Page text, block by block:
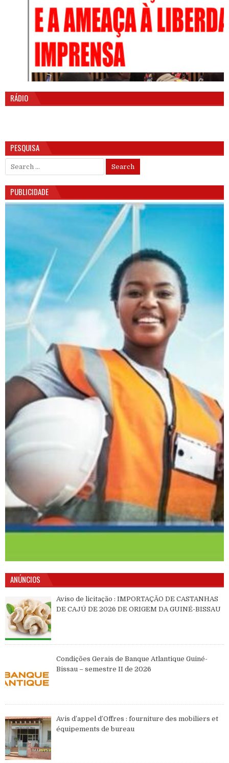
RÁDIO
PESQUISA
Search for:
PUBLICIDADE
ANÚNCIOS
Aviso de licitação : IMPORTAÇÃO DE CASTANHAS
DE CAJÚ DE 2026 DE ORIGEM DA GUINÉ-BISSAU
Condições Gerais de Banque Atlantique Guiné-
Bissau – semestre II de 2026
Avis d’appel d’Offres : fourniture des mobiliers et
équipements de bureau